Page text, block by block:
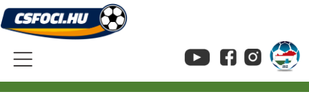
Skip
to
content